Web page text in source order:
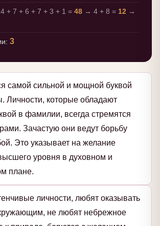
+ 7 + 6 + 7 + 3 + 1 = 48 → 4 + 8 = 12 →
3
самой сильной и мощной буквой
Личности, которые обладают
в фамилии, всегда стремятся
Зачастую они ведут борьбу
Это указывает на желание
уровня в духовном и
плане.
личности, любят оказывать
не любят небрежное